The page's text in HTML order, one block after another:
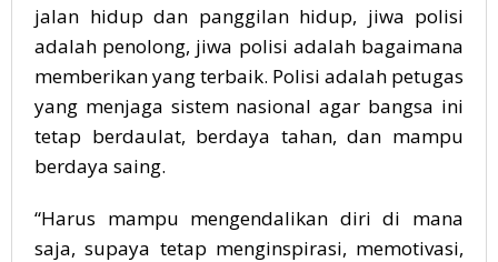
jalan hidup dan panggilan hidup, jiwa polisi
adalah penolong, jiwa polisi adalah bagaimana
memberikan yang terbaik. Polisi adalah petugas
yang menjaga sistem nasional agar bangsa ini
tetap berdaulat, berdaya tahan, dan mampu
berdaya saing.
“Harus mampu mengendalikan diri di mana
saja, supaya tetap menginspirasi, memotivasi,